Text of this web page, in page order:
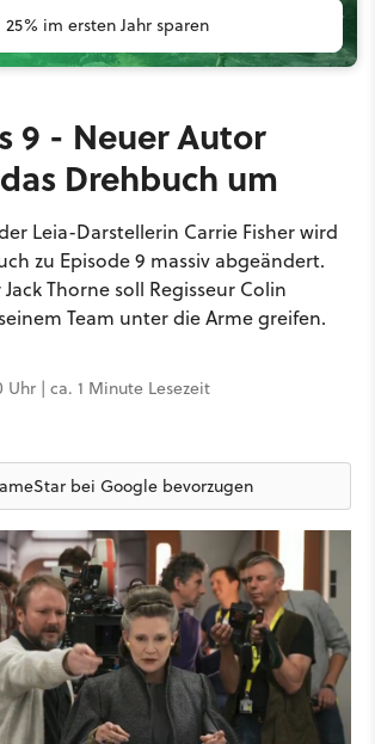
25% im ersten Jahr sparen
9 - Neuer Autor
Drehbuch um
Leia-Darstellerin Carrie Fisher wird
zu Episode 9 massiv abgeändert.
Thorne soll Regisseur Colin
Team unter die Arme greifen.
Uhr | ca. 1 Minute Lesezeit
bei Google bevorzugen